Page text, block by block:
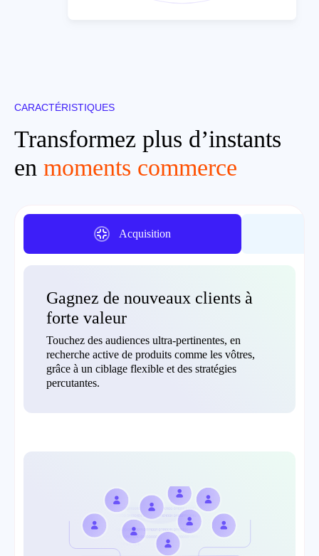
CARACTÉRISTIQUES
Transformez plus d’instants
en moments commerce
Acquisition
Gagnez de nouveaux clients à
forte valeur
Touchez des audiences ultra-pertinentes, en
recherche active de produits comme les vôtres,
grâce à un ciblage flexible et des stratégies
percutantes.